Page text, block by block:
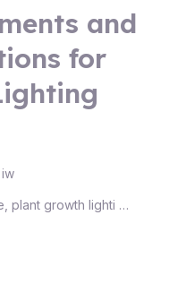
and
for
iw
plant growth lighti …